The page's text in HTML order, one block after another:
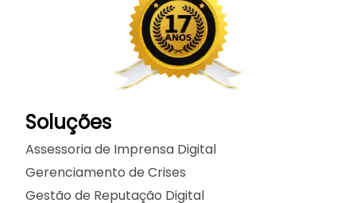
Soluções
Assessoria de Imprensa Digital
Gerenciamento de Crises
Gestão de Reputação Digital